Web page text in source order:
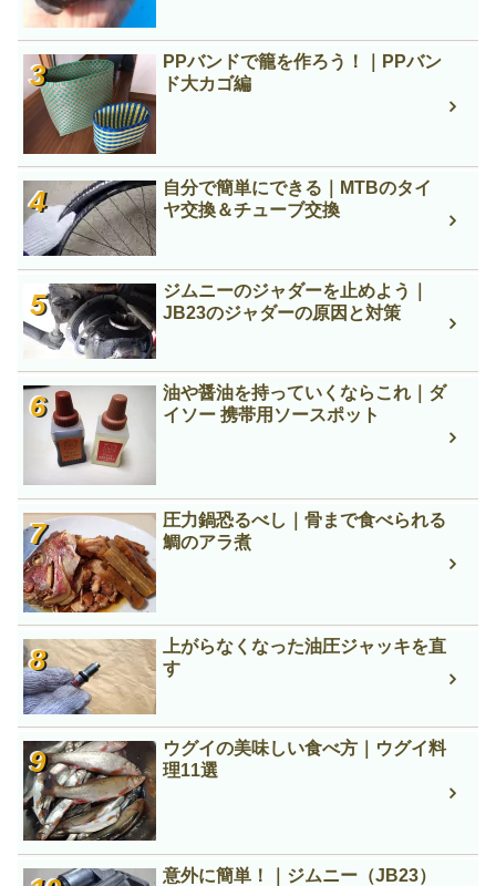
PPバンドで籠を作ろう！｜PPバン
ド大カゴ編
自分で簡単にできる｜MTBのタイ
ヤ交換＆チューブ交換
ジムニーのジャダーを止めよう｜
JB23のジャダーの原因と対策
油や醤油を持っていくならこれ｜ダ
イソー 携帯用ソースポット
圧力鍋恐るべし｜骨まで食べられる
鯛のアラ煮
上がらなくなった油圧ジャッキを直
す
ウグイの美味しい食べ方｜ウグイ料
理11選
意外に簡単！｜ジムニー（JB23）